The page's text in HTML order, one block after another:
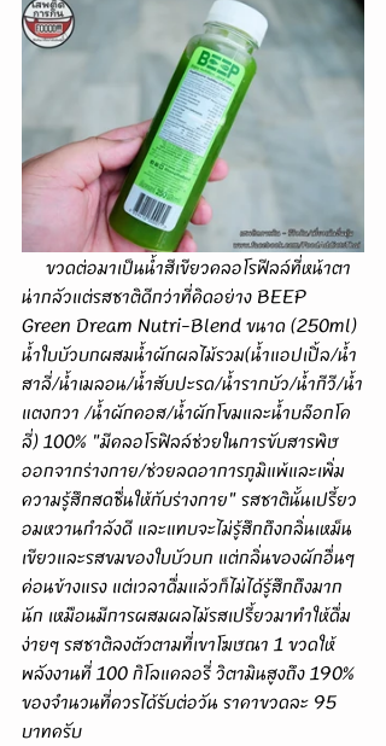
น่ากลัวแต่รสชาติดีกว่าที่คิดอย่าง BEEP
Green Dream Nutri-Blend ขนาด (250ml)
น้ำใบบัวบกผสมน้ำผักผลไม้รวม(น้ำแอปเปิ้ล/น้ำ
สาลี่/น้ำเมลอน/น้ำสับปะรด/น้ำรากบัว/น้ำกีวี/น้ำ
แตงกวา /น้ำผักคอส/น้ำผักโขมและน้ำบล๊อกโค
ลี่) 100% "มีคลอโรฟิลล์ช่วยในการขับสารพิษ
ออกจากร่างกาย/ช่วยลดอาการภูมิแพ้และเพิ่ม
ความรู้สึกสดชื่นให้กับร่างกาย" รสชาตินั้นเปรี้ยว
อมหวานกำลังดี และแทบจะไม่รู้สึกถึงกลิ่นเหม็น
เขียวและรสขมของใบบัวบก แต่กลิ่นของผักอื่นๆ
ค่อนข้างแรง แต่เวลาดื่มแล้วก็ไม่ได้รู้สึกถึงมาก
นัก เหมือนมีการผสมผลไม้รสเปรี้ยวมาทำให้ดื่ม
ง่ายๆ รสชาติลงตัวตามที่เขาโฆษณา 1 ขวดให้
พลังงานที่ 100 กิโลแคลอรี่ วิตามินสูงถึง 190%
ของจำนวนที่ควรได้รับต่อวัน ราคาขวดละ 95
บาทครับ